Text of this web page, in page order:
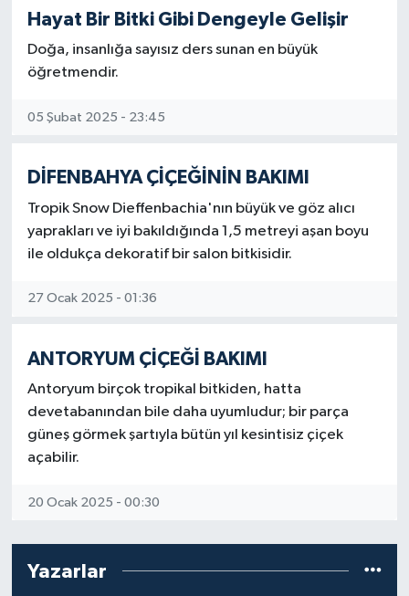
Hayat Bir Bitki Gibi Dengeyle Gelişir
Doğa, insanlığa sayısız ders sunan en büyük
öğretmendir.
05 Şubat 2025 - 23:45
DİFENBAHYA ÇİÇEĞİNİN BAKIMI
Tropik Snow Dieffenbachia'nın büyük ve göz alıcı
yaprakları ve iyi bakıldığında 1,5 metreyi aşan boyu
ile oldukça dekoratif bir salon bitkisidir.
27 Ocak 2025 - 01:36
ANTORYUM ÇİÇEĞİ BAKIMI
Antoryum birçok tropikal bitkiden, hatta
devetabanından bile daha uyumludur; bir parça
güneş görmek şartıyla bütün yıl kesintisiz çiçek
açabilir.
20 Ocak 2025 - 00:30
Yazarlar